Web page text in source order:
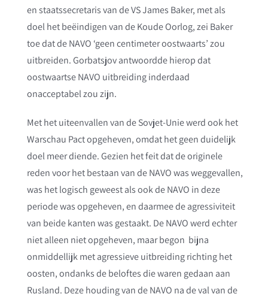
en staatssecretaris van de VS James Baker, met als
doel het beëindigen van de Koude Oorlog, zei Baker
toe dat de NAVO ‘geen centimeter oostwaarts’ zou
uitbreiden. Gorbatsjov antwoordde hierop dat
oostwaartse NAVO uitbreiding inderdaad
onacceptabel zou zijn.
Met het uiteenvallen van de Sovjet-Unie werd ook het
Warschau Pact opgeheven, omdat het geen duidelijk
doel meer diende. Gezien het feit dat de originele
reden voor het bestaan van de NAVO was weggevallen,
was het logisch geweest als ook de NAVO in deze
periode was opgeheven, en daarmee de agressiviteit
van beide kanten was gestaakt. De NAVO werd echter
niet alleen niet opgeheven, maar begon bijna
onmiddellijk met agressieve uitbreiding richting het
oosten, ondanks de beloftes die waren gedaan aan
Rusland. Deze houding van de NAVO na de val van de